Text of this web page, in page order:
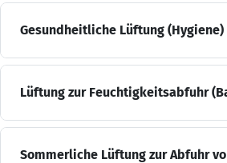
Gesundheitliche Lüftung (Hygiene)
Lüftung zur Feuchtigkeitsabfuhr
Sommerliche Lüftung zur Abfuhr